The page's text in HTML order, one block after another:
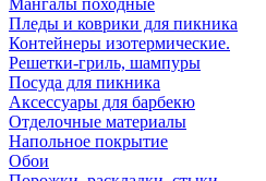
Мангалы походные
Пледы и коврики для пикника
Контейнеры изотермические.
Решетки-гриль, шампуры
Посуда для пикника
Аксессуары для барбекю
Отделочные материалы
Напольное покрытие
Обои